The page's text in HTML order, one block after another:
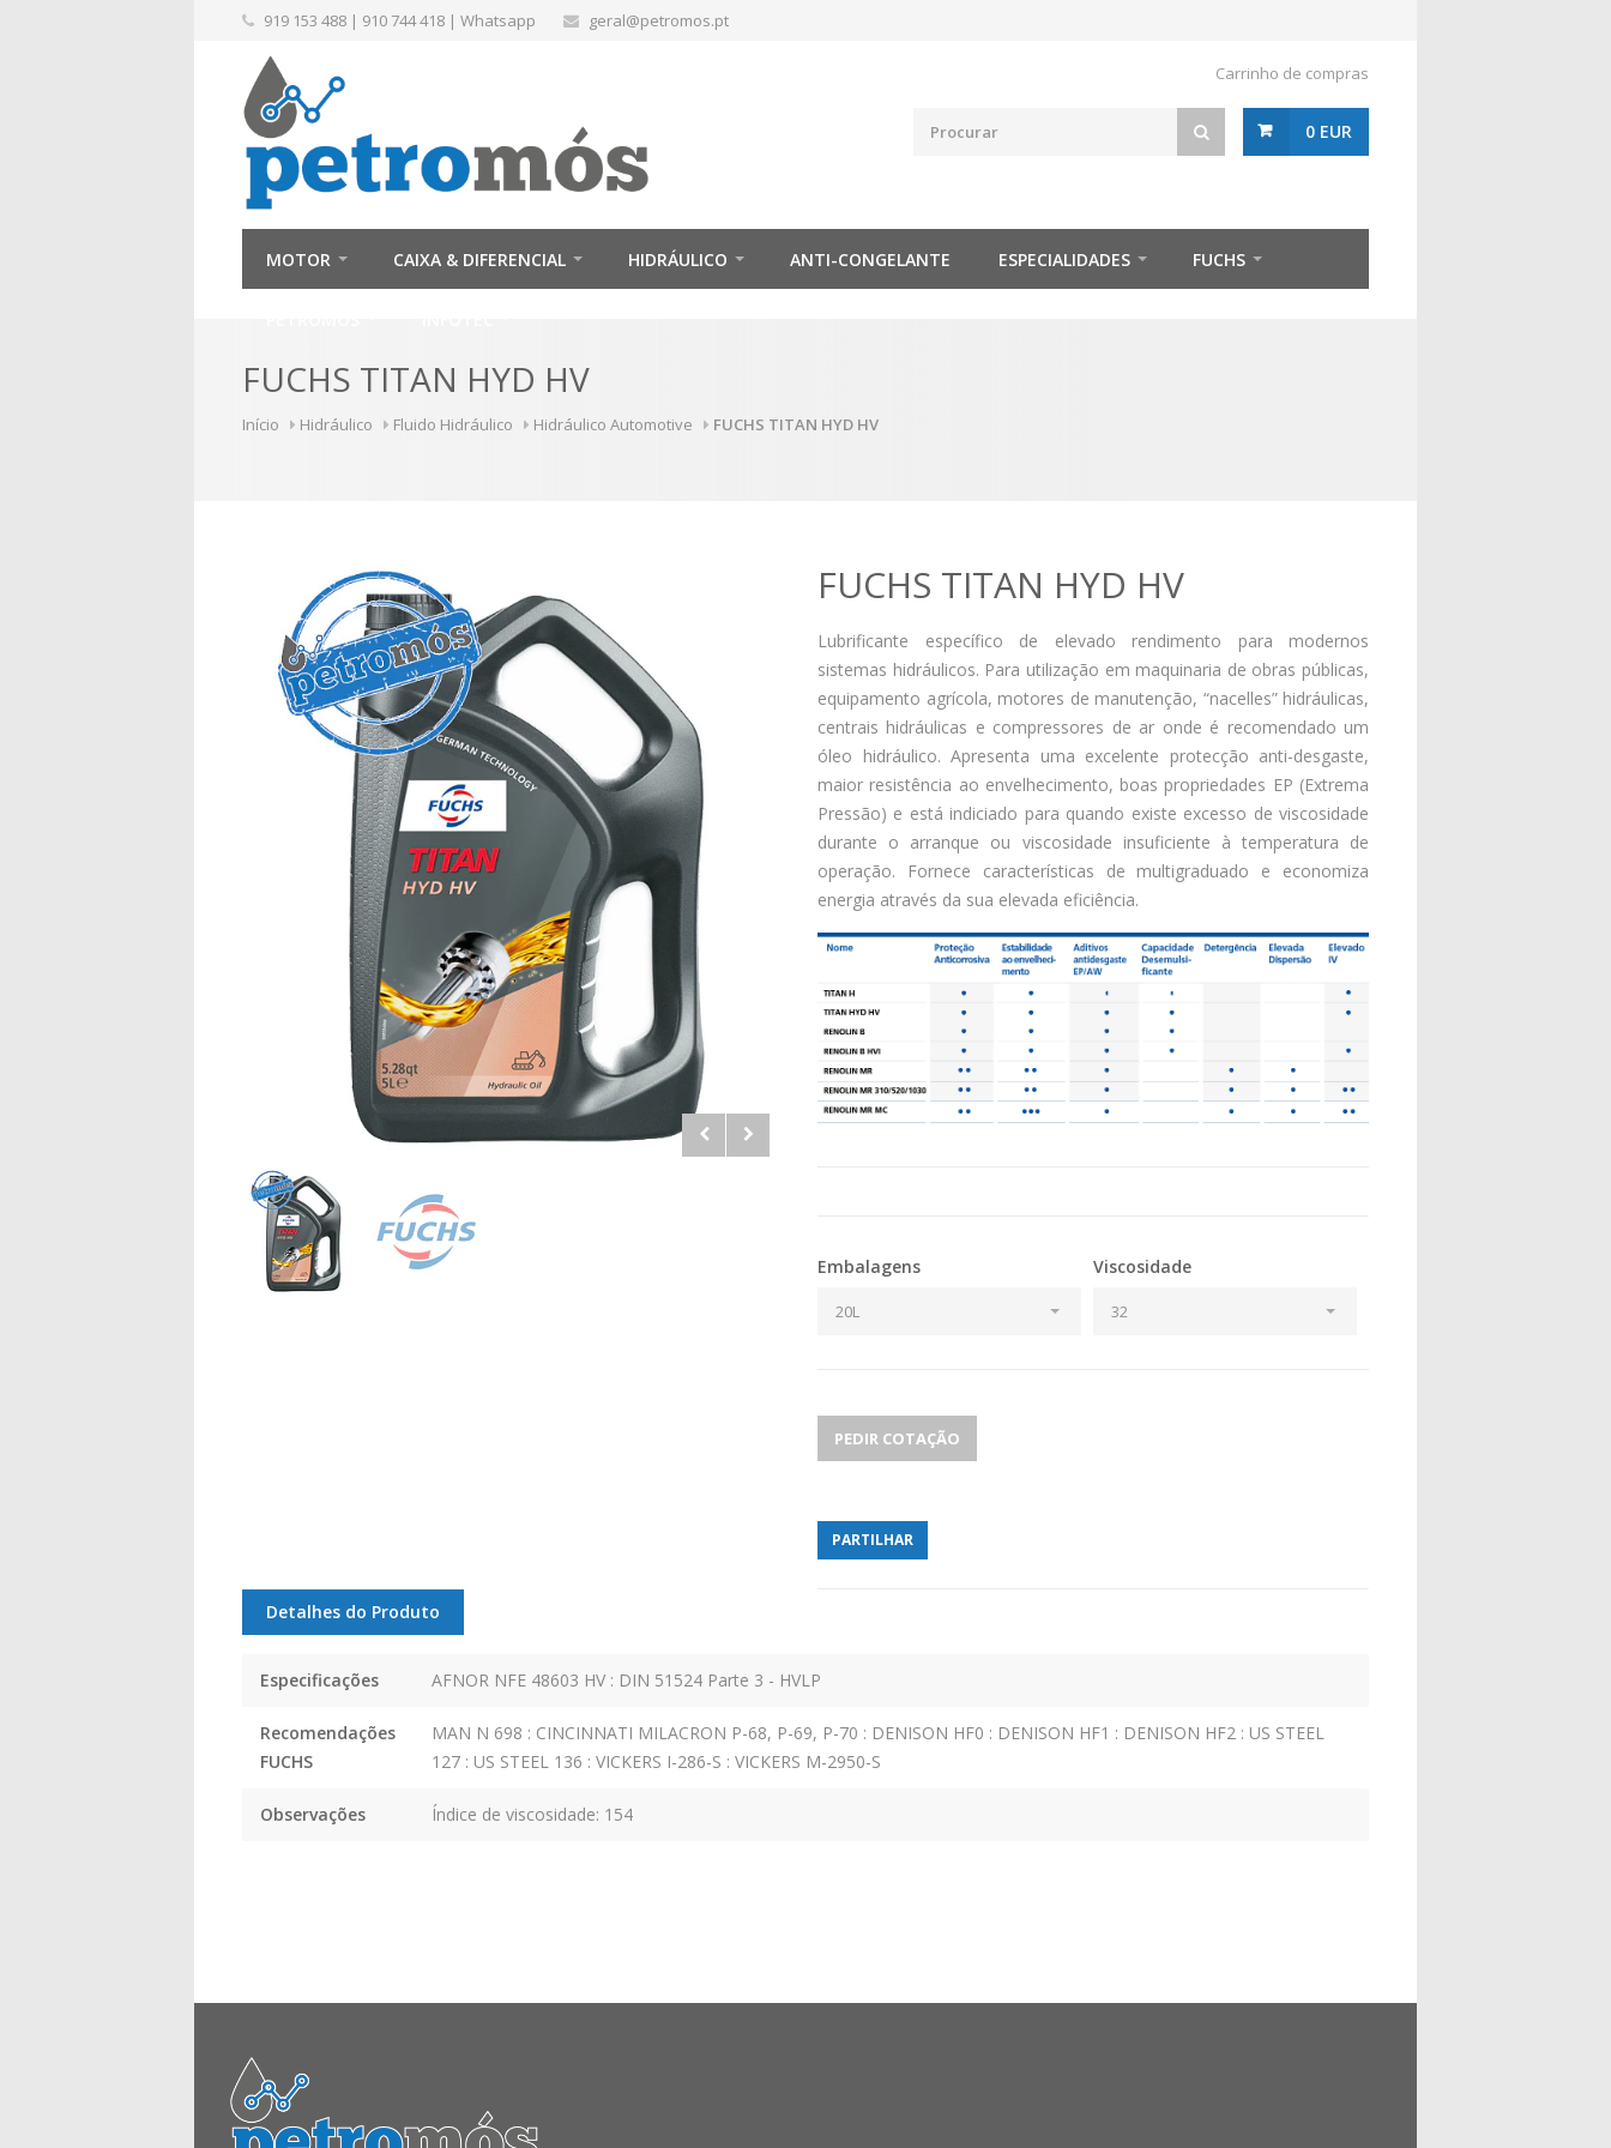
919 153 488 | 910 744 418 | Whatsapp geral@petromos.pt
Carrinho de compras
0 EUR
MOTOR CAIXA & DIFERENCIAL HIDRÁULICO ANTI-CONGELANTE ESPECIALIDADES FUCHS
FUCHS TITAN HYD HV
Início Hidráulico Fluido Hidráulico Hidráulico Automotive FUCHS TITAN HYD HV
FUCHS TITAN HYD HV
Lubrificante específico de elevado rendimento para modernos
sistemas hidráulicos. Para utilização em maquinaria de obras públicas,
equipamento agrícola, motores de manutenção, “nacelles” hidráulicas,
centrais hidráulicas e compressores de ar onde é recomendado um
óleo hidráulico. Apresenta uma excelente protecção anti-desgaste,
maior resistência ao envelhecimento, boas propriedades EP (Extrema
Pressão) e está indiciado para quando existe excesso de viscosidade
durante o arranque ou viscosidade insuficiente à temperatura de
operação. Fornece características de multigraduado e economiza
energia através da sua elevada eficiência.
Embalagens
20L
Viscosidade
32
PEDIR COTAÇÃO
PARTILHAR
Detalhes do Produto
Especificações AFNOR NFE 48603 HV : DIN 51524 Parte 3 - HVLP
Recomendações
FUCHS
MAN N 698 : CINCINNATI MILACRON P-68, P-69, P-70 : DENISON HF0 : DENISON HF1 : DENISON HF2 : US STEEL
127 : US STEEL 136 : VICKERS I-286-S : VICKERS M-2950-S
Observações Índice de viscosidade: 154